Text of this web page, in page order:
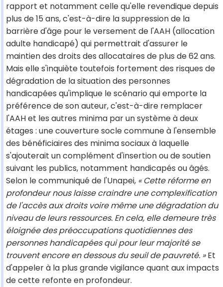
rapport et notamment celle qu'elle revendique depuis
plus de 15 ans, c'est-à-dire la suppression de la
barrière d'âge pour le versement de l'AAH (allocation
adulte handicapé) qui permettrait d'assurer le
maintien des droits des allocataires de plus de 62 ans.
Mais elle s'inquiète toutefois fortement des risques de
dégradation de la situation des personnes
handicapées qu'implique le scénario qui emporte la
préférence de son auteur, c'est-à-dire remplacer
l'AAH et les autres minima par un système à deux
étages : une couverture socle commune à l'ensemble
des bénéficiaires des minima sociaux à laquelle
s'ajouterait un complément d'insertion ou de soutien
suivant les publics, notamment handicapés ou âgés.
Selon le communiqué de l'Unapei, « Cette réforme en
profondeur nous laisse craindre une complexification
de l'accès aux droits voire même une dégradation du
niveau de leurs ressources. En cela, elle demeure très
éloignée des préoccupations quotidiennes des
personnes handicapées qui pour leur majorité se
trouvent encore en dessous du seuil de pauvreté. »Et
d'appeler à la plus grande vigilance quant aux impacts
de cette refonte en profondeur.